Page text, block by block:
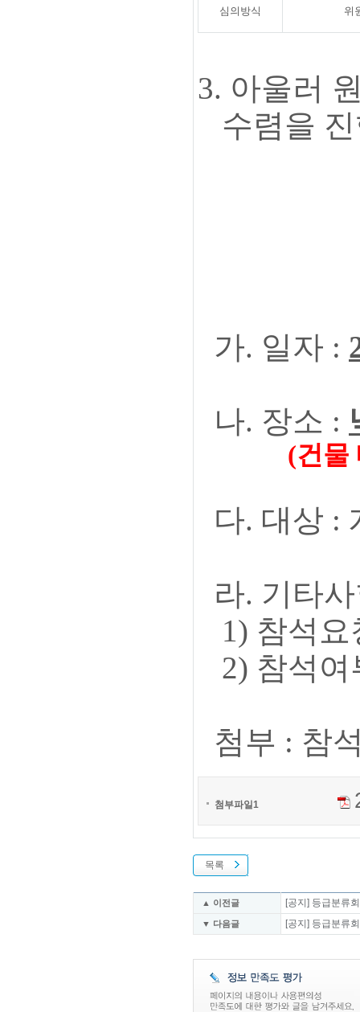
심의방식 위
3. 아울러
수렴을
가. 일자 :
나. 장소 :
(건물 내
다. 대상 :
라. 기타
1) 참석요
2) 참석여
첨부 : 참
첨부파일1
목록
▲ 이전글 [공지] 등급분류
▼ 다음글 [공지] 등급분류